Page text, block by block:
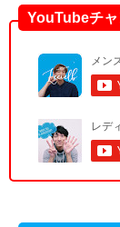
YouTubeチ